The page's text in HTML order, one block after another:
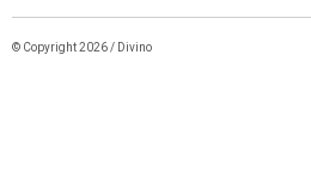
© Copyright 2026 / Divino